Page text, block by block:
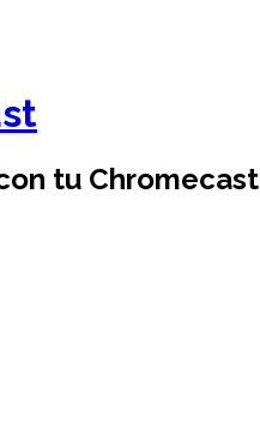
tu Chromecast